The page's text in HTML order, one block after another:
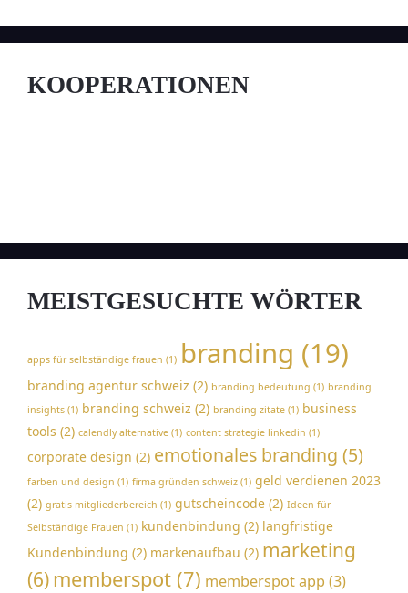
KOOPERATIONEN
MEISTGESUCHTE WÖRTER
apps für selbständige frauen (1) branding (19)
branding agentur schweiz (2) branding bedeutung (1) branding
insights (1) branding schweiz (2) branding zitate (1) business
tools (2) calendly alternative (1) content strategie linkedin (1)
corporate design (2) emotionales branding (5)
farben und design (1) firma gründen schweiz (1) geld verdienen 2023
(2) gratis mitgliederbereich (1) gutscheincode (2) Ideen für
Selbständige Frauen (1) kundenbindung (2) langfristige
Kundenbindung (2) markenaufbau (2) marketing
(6)memberspot (7) memberspot app (3)